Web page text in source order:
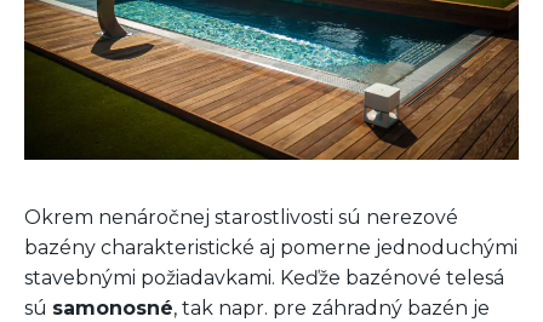
Okrem nenáročnej starostlivosti sú nerezové
bazény charakteristické aj pomerne jednoduchými
stavebnými požiadavkami. Keďže bazénové telesá
sú samonosné, tak napr. pre záhradný bazén je